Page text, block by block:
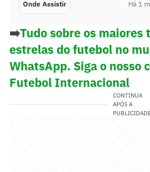
Onde Assistir Há 1
➡️Tudo sobre os maiores
estrelas do futebol no
WhatsApp. Siga o nosso
Futebol Internacional
CONTINUA
APÓS A